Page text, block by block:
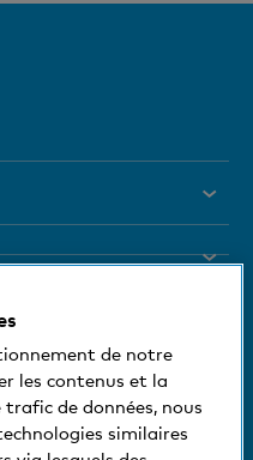
disposition
à la banque
de notre
les contenus et la
de données, nous
similaires